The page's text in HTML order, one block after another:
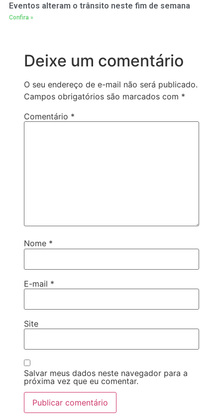
Eventos alteram o trânsito neste fim de semana
Confira »
Deixe um comentário
O seu endereço de e-mail não será publicado.
Campos obrigatórios são marcados com *
Comentário *
Nome *
E-mail *
Site
Salvar meus dados neste navegador para a
próxima vez que eu comentar.